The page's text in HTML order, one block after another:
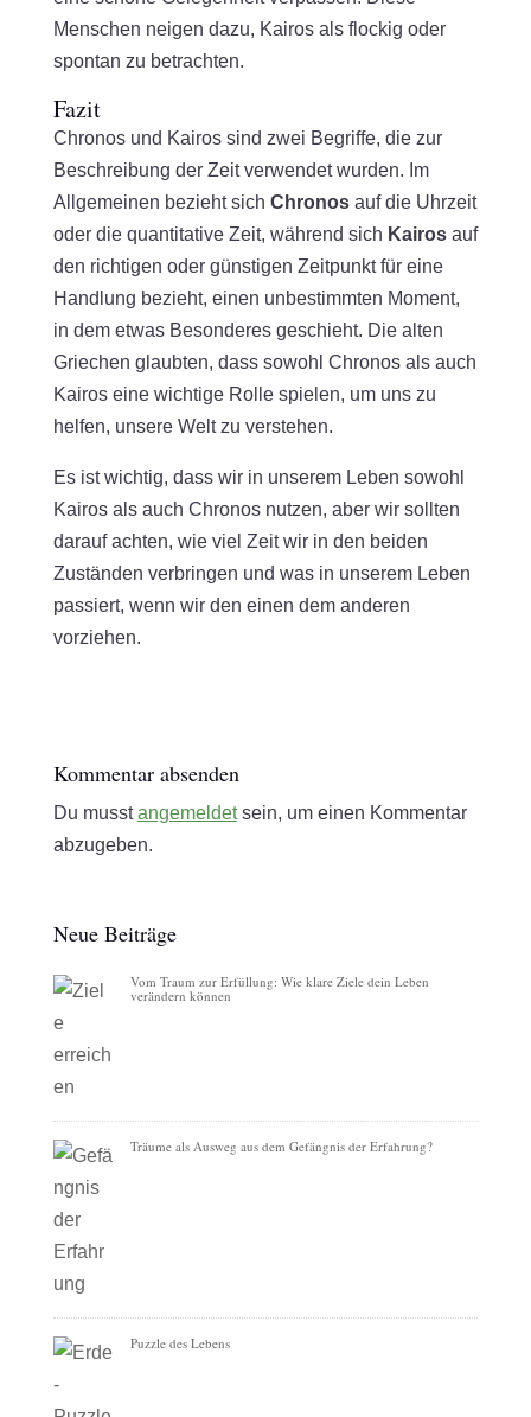
Menschen neigen dazu, Kairos als flockig oder
spontan zu betrachten.
Fazit
Chronos und Kairos sind zwei Begriffe, die zur
Beschreibung der Zeit verwendet wurden. Im
Allgemeinen bezieht sich Chronos auf die Uhrzeit
oder die quantitative Zeit, während sich Kairos auf
den richtigen oder günstigen Zeitpunkt für eine
Handlung bezieht, einen unbestimmten Moment,
in dem etwas Besonderes geschieht. Die alten
Griechen glaubten, dass sowohl Chronos als auch
Kairos eine wichtige Rolle spielen, um uns zu
helfen, unsere Welt zu verstehen.
Es ist wichtig, dass wir in unserem Leben sowohl
Kairos als auch Chronos nutzen, aber wir sollten
darauf achten, wie viel Zeit wir in den beiden
Zuständen verbringen und was in unserem Leben
passiert, wenn wir den einen dem anderen
vorziehen.
Kommentar absenden
Du musstangemeldetsein, um einen Kommentar
abzugeben.
Neue Beiträge
Vom Traum zur Erfüllung: Wie klare Ziele dein Leben
verändern können
Träume als Ausweg aus dem Gefängnis der Erfahrung?
Puzzle des Lebens